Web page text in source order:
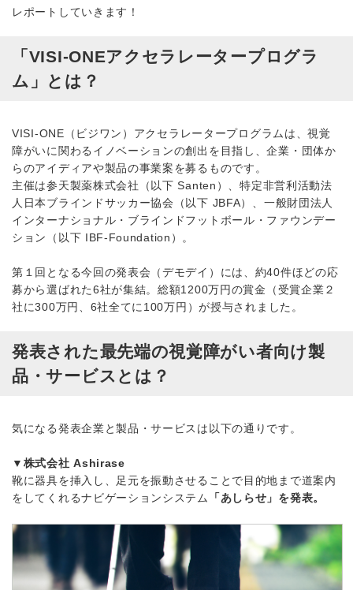
レポートしていきます！
「VISI-ONEアクセラレータープログラ
ム」とは？
VISI-ONE（ビジワン）アクセラレータープログラムは、視覚
障がいに関わるイノベーションの創出を目指し、企業・団体か
らのアイディアや製品の事業案を募るものです。
主催は参天製薬株式会社（以下 Santen）、特定非営利活動法
人日本ブラインドサッカー協会（以下 JBFA）、一般財団法人
インターナショナル・ブラインドフットボール・ファウンデー
ション（以下 IBF-Foundation）。
第１回となる今回の発表会（デモデイ）には、約40件ほどの応
募から選ばれた6社が集結。総額1200万円の賞金（受賞企業２
社に300万円、6社全てに100万円）が授与されました。
発表された最先端の視覚障がい者向け製
品・サービスとは？
気になる発表企業と製品・サービスは以下の通りです。
▼株式会社 Ashirase
靴に器具を挿入し、足元を振動させることで目的地まで道案内
をしてくれるナビゲーションシステム
「あしらせ」を発表。